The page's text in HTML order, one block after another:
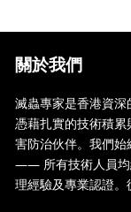
關於我們
滅蟲專家是香港資
憑藉扎實的技術積
害防治伙伴。我們
—— 所有技術人員均
理經驗及專業認證